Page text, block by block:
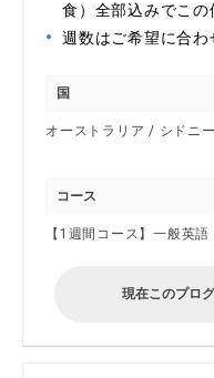
食）全部込みでこの
週数はご希望に合わ
国
オーストラリア / シドニー
コース
【1週間コース】一般英
現在このプロ